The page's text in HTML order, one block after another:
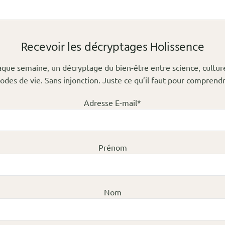
Recevoir les décryptages Holissence
semaine, un décryptage du bien-être entre science,
de vie. Sans injonction. Juste ce qu’il faut pour
Adresse E-mail*
Prénom
Nom